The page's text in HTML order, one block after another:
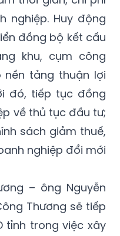
nghiệp. Huy động
đồng bộ kết cấu
khu, cụm công
nền tảng thuận lợi
đó, tiếp tục đồng
về thủ tục đầu tư;
sách giảm thuế,
nghiệp đổi mới
– ông Nguyễn
Thương sẽ tiếp
tỉnh trong việc xây